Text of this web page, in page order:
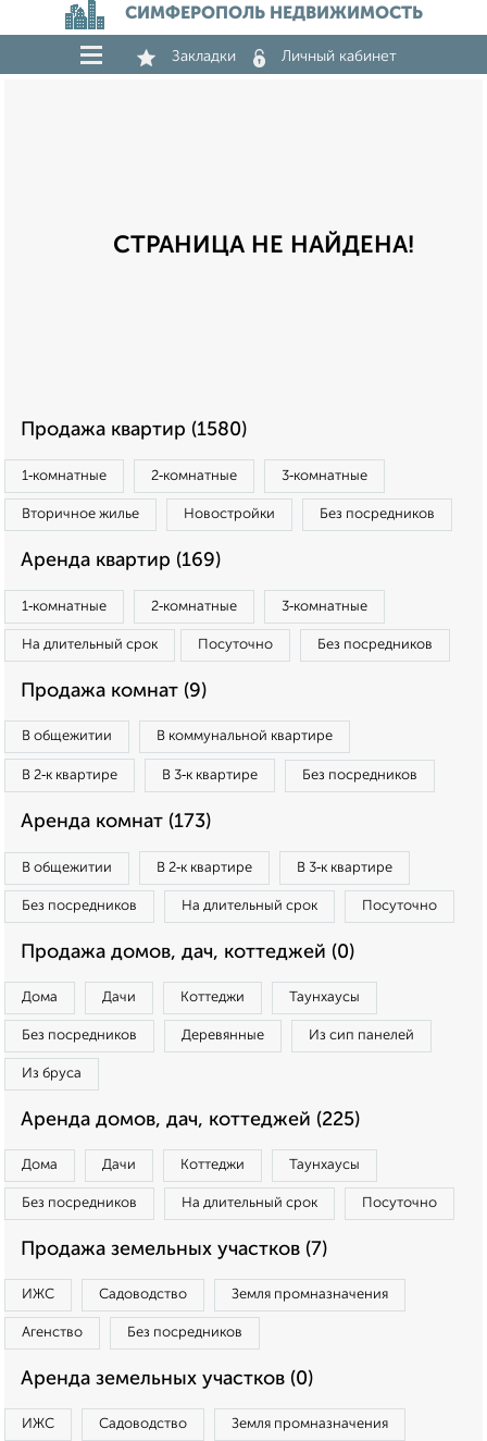
СИМФЕРОПОЛЬ НЕДВИЖИМОСТЬ
Закладки Личный кабинет
СТРАНИЦА НЕ НАЙДЕНА!
Продажа квартир (1580)
1‑комнатные 2‑комнатные 3‑комнатные
Вторичное жилье Новостройки Без посредников
Аренда квартир (169)
1‑комнатные 2‑комнатные 3‑комнатные
На длительный срок Посуточно Без посредников
Продажа комнат (9)
В общежитии В коммунальной квартире
В 2‑к квартире В 3‑к квартире Без посредников
Аренда комнат (173)
В общежитии В 2‑к квартире В 3‑к квартире
Без посредников На длительный срок Посуточно
Продажа домов, дач, коттеджей (0)
Дома Дачи Коттеджи Таунхаусы
Без посредников Деревянные Из сип панелей
Из бруса
Аренда домов, дач, коттеджей (225)
Дома Дачи Коттеджи Таунхаусы
Без посредников На длительный срок Посуточно
Продажа земельных участков (7)
ИЖС Садоводство Земля промназначения
Агенство Без посредников
Аренда земельных участков (0)
ИЖС Садоводство Земля промназначения